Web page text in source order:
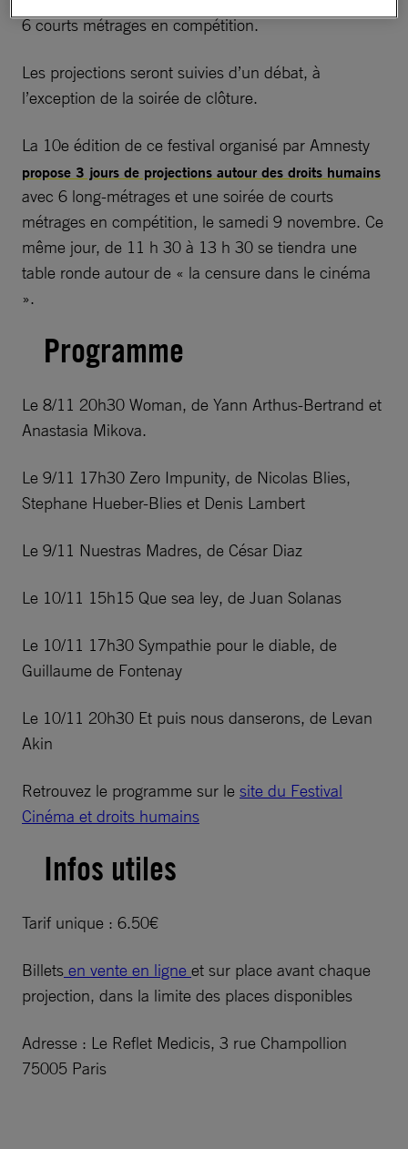
6 courts métrages en compétition.
Les projections seront suivies d’un débat, à
l’exception de la soirée de clôture.
La 10e édition de ce festival organisé par Amnesty
propose 3 jours de projections autour des droits humains
avec 6 long-métrages et une soirée de courts
métrages en compétition, le samedi 9 novembre. Ce
même jour, de 11 h 30 à 13 h 30 se tiendra une
table ronde autour de « la censure dans le cinéma
».
Programme
Le 8/11 20h30 Woman, de Yann Arthus-Bertrand et
Anastasia Mikova.
Le 9/11 17h30 Zero Impunity, de Nicolas Blies,
Stephane Hueber-Blies et Denis Lambert
Le 9/11 Nuestras Madres, de César Diaz
Le 10/11 15h15 Que sea ley, de Juan Solanas
Le 10/11 17h30 Sympathie pour le diable, de
Guillaume de Fontenay
Le 10/11 20h30 Et puis nous danserons, de Levan
Akin
Retrouvez le programme sur le site du Festival
Cinéma et droits humains
Infos utiles
Tarif unique : 6.50€
Billets en vente en ligne et sur place avant chaque
projection, dans la limite des places disponibles
Adresse : Le Reflet Medicis, 3 rue Champollion
75005 Paris